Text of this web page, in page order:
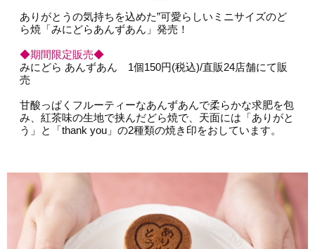
ありがとうの気持ちを込めた”可愛らしいミニサイズのど
ら焼「みにどらあんずあん」発売！
◆期間限定販売◆
みにどら あんずあん 1個150円(税込)/直販24店舗にて販
売
甘酸っぱくフルーティーなあんずあんで柔らかな求肥を包
み、紅茶味の生地で挟んだどら焼で、天面には「ありがと
う」と「thank you」の2種類の焼き印をおしています。